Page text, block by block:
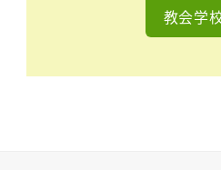
教会学